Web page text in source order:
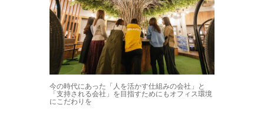
今の時代にあった「人を活かす仕組みの会社」と
「支持される会社」を目指すためにもオフィス環境
にこだわりを